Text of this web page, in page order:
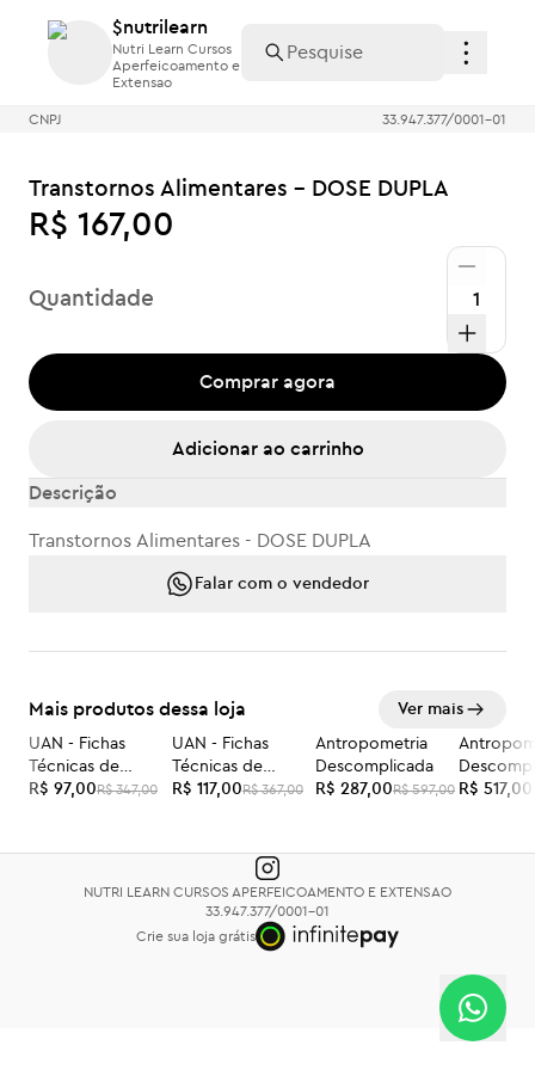
$nutrilearn
Nutri Learn Cursos
Aperfeicoamento e
Extensao
$nutrilearn
Nutri Learn Cursos
Aperfeicoamento e
Extensao
CNPJ 33.947.377/0001-01
Transtornos Alimentares - DOSE DUPLA
R$ 167,00
Quantidade
Comprar agora
Adicionar ao carrinho
Descrição
Transtornos Alimentares - DOSE DUPLA
Falar com o vendedor
Mais produtos dessa loja Ver mais
-72%
UAN - Fichas
Técnicas de
Preparações - ON-
R$ 97,00R$ 347,00
-68%
UAN - Fichas
Técnicas de
Preparações -
R$ 117,00R$ 367,00
-52%
Antropometria
Descomplicada
R$ 287,00R$ 597,00
-48%
DOSE
R$ 517,00
NUTRI LEARN CURSOS APERFEICOAMENTO E EXTENSAO
33.947.377/0001-01
Crie sua loja grátis